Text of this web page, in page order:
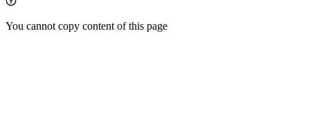
You cannot copy content of this page